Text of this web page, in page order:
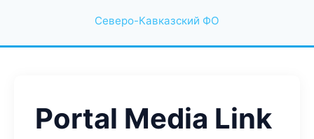
Северо-Кавказский ФО
Portal Media Link